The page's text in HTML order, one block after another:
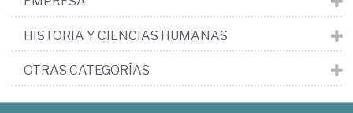
HISTORIA Y CIENCIAS HUMANAS
OTRAS CATEGORÍAS